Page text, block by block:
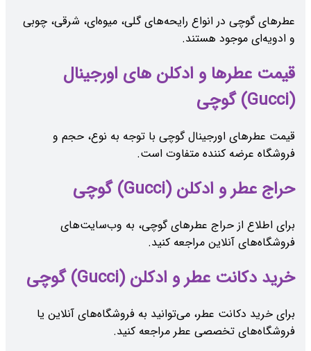
عطرهای گوچی در انواع رایحه‌های گلی، میوه‌ای، شرقی، چوبی
و ادویه‌ای موجود هستند.
قیمت عطرها و ادکلن های اورجینال
(Gucci) گوچی
قیمت عطرهای اورجینال گوچی با توجه به نوع، حجم و
فروشگاه عرضه کننده متفاوت است.
حراج عطر و ادکلن (Gucci) گوچی
برای اطلاع از حراج عطرهای گوچی، به وب‌سایت‌های
فروشگاه‌های آنلاین مراجعه کنید.
خرید دکانت عطر و ادکلن (Gucci) گوچی
برای خرید دکانت عطر، می‌توانید به فروشگاه‌های آنلاین یا
فروشگاه‌های تخصصی عطر مراجعه کنید.